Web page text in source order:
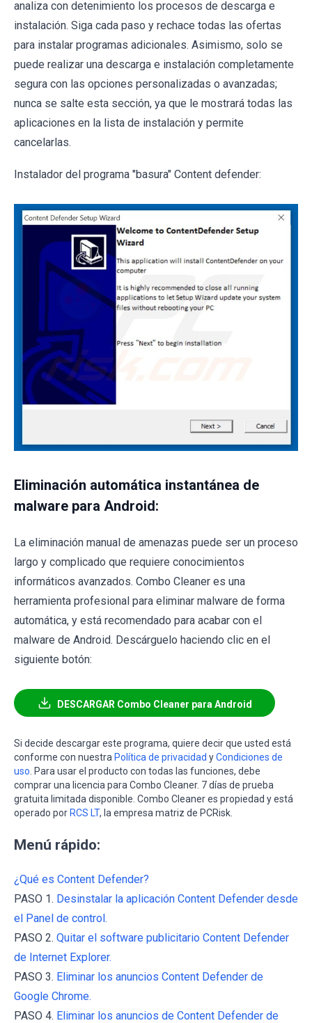
analiza con detenimiento los procesos de descarga e
instalación. Siga cada paso y rechace todas las ofertas
para instalar programas adicionales. Asimismo, solo se
puede realizar una descarga e instalación completamente
segura con las opciones personalizadas o avanzadas;
nunca se salte esta sección, ya que le mostrará todas las
aplicaciones en la lista de instalación y permite
cancelarlas.
Instalador del programa "basura" Content defender:
Eliminación automática instantánea de
malware para Android:
La eliminación manual de amenazas puede ser un proceso
largo y complicado que requiere conocimientos
informáticos avanzados. Combo Cleaner es una
herramienta profesional para eliminar malware de forma
automática, y está recomendado para acabar con el
malware de Android. Descárguelo haciendo clic en el
siguiente botón:
DESCARGAR Combo Cleaner para Android
Si decide descargar este programa, quiere decir que usted está
conforme con nuestra Política de privacidad yCondiciones de
uso . Para usar el producto con todas las funciones, debe
comprar una licencia para Combo Cleaner. 7 días de prueba
gratuita limitada disponible. Combo Cleaner es propiedad y está
operado por RCS LT, la empresa matriz de PCRisk.
Menú rápido:
¿Qué es Content Defender?
PASO 1. Desinstalar la aplicación Content Defender desde
el Panel de control.
PASO 2. Quitar el software publicitario Content Defender
de Internet Explorer.
PASO 3. Eliminar los anuncios Content Defender de
Google Chrome.
PASO 4. Eliminar los anuncios de Content Defender de